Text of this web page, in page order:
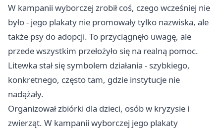
W kampanii wyborczej zrobił coś, czego wcześniej nie
było - jego plakaty nie promowały tylko nazwiska, ale
także psy do adopcji. To przyciągnęło uwagę, ale
przede wszystkim przełożyło się na realną pomoc.
Litewka stał się symbolem działania - szybkiego,
konkretnego, często tam, gdzie instytucje nie
nadążały.
Organizował zbiórki dla dzieci, osób w kryzysie i
zwierząt. W kampanii wyborczej jego plakaty